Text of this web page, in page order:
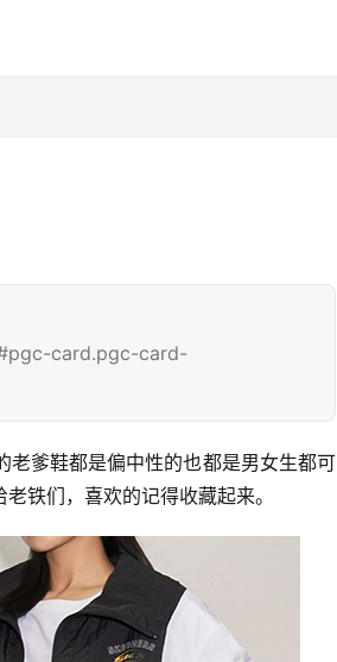
card.pgc-card-
老爹鞋都是偏中性的也都是男女生都可
铁们，喜欢的记得收藏起来。